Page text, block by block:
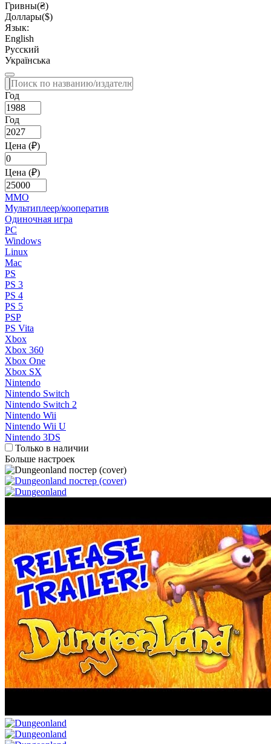
Гривны(₴)
Доллары($)
Язык:
English
Русский
Українська
Год
Год
Цена (₽)
Цена (₽)
MMO
Мультиплеер/кооператив
Одиночная игра
PC
Windows
Linux
Mac
PS
PS 3
PS 4
PS 5
PSP
PS Vita
Xbox
Xbox 360
Xbox One
Xbox SX
Nintendo
Nintendo Switch
Nintendo Switch 2
Nintendo Wii
Nintendo Wii U
Nintendo 3DS
Только в наличии
Больше настроек